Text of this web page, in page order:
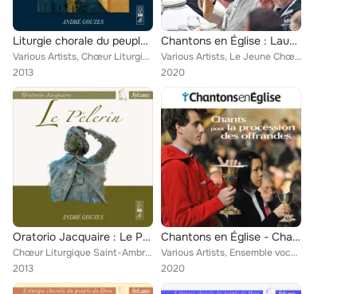
Liturgie chorale du peuple de Dieu : Noël à Sylvanès
Various Artists, Chœur Liturgique Saint-Ambroise, Ensemble vocal Capella Sylvanensis, André Gouzes, Jacques Kauffmann, Béatrice ...
2013
Chantons en Église : Laudato si' (19 chants de justice et de paix)
Various Artists, Le Jeune Chœur Liturgique, Gaëtan de Courrèges, Ensemble vocal Dédicace, Ensemble vocal Resurrexit, Chorale Mus...
2020
Oratorio Jacquaire : Le Pèlerin (Live)
Chœur Liturgique Saint-Ambroise, Chœur Amos d'Auvergne, Jean-François Capony
2013
Chantons en Église - Chants pour la procession des offrandes
Various Artists, Ensemble vocal l'Alliance, Le Jeune Chœur Liturgique, Ensemble vocal Resurrexit, Ensemble vocal Présence, Chœur...
2020